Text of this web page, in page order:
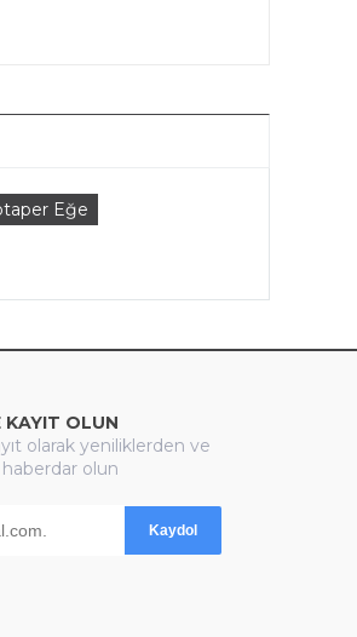
Eğe
KAYIT OLUN
olarak yeniliklerden ve
olun
Kaydol